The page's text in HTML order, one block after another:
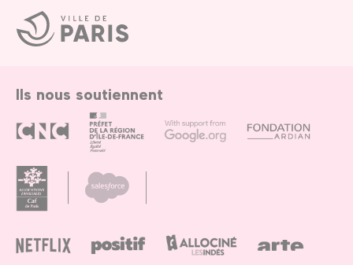
Ville
de
Paris
Ils nous soutiennent